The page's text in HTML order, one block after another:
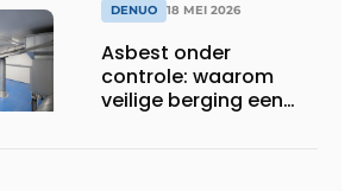
DENUO 18 MEI 2026
Asbest onder
controle: waarom
veilige berging een